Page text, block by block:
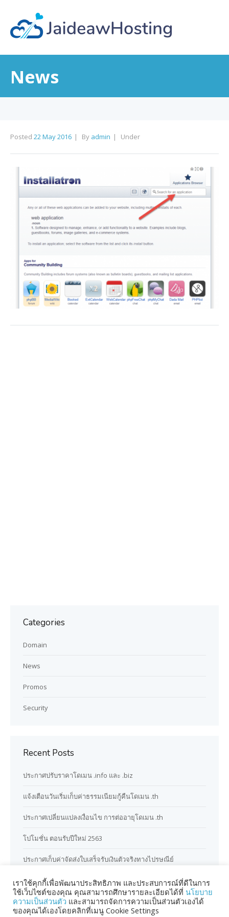
News
Posted 22 May 2016 By admin Under
Categories
Domain
News
Promos
Security
Recent Posts
ประกาศปรับราคาโดเมน .info และ .biz
แจ้งเตือนวันเริ่มเก็บค่าธรรมเนียมกู้คืนโดเมน .th
ประกาศเปลี่ยนแปลงเงื่อนไข การต่ออายุโดเมน .th
โปโมชั่น ตอนรับปีใหม่ 2563
ประกาศเก็บค่าจัดส่งใบเสร็จรับเงินตัวจริงทางไปรษณีย์
เราใช้คุกกี้เพื่อพัฒนาประสิทธิภาพ และประสบการณ์ที่ดีในการ
ใช้เว็บไซต์ของคุณ คุณสามารถศึกษารายละเอียดได้ที่ นโยบาย
ความเป็นส่วนตัว และสามารถจัดการความเป็นส่วนตัวเองได้
ของคุณได้เองโดยคลิกที่เมนู Cookie Settings